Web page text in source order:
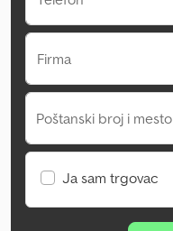
Firma
Poštanski broj i mesto
Ja sam trgovac